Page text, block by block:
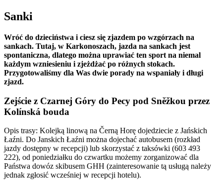
Sanki
Wróć do dzieciństwa i ciesz się zjazdem po wzgórzach na
sankach. Tutaj, w Karkonoszach, jazda na sankach jest
spontaniczna, dlatego można uprawiać ten sport na niemal
każdym wzniesieniu i zjeżdżać po różnych stokach.
Przygotowaliśmy dla Was dwie porady na wspaniały i długi
zjazd.
Zejście z Czarnej Góry do Pecy pod Sněžkou przez
Kolínská bouda
Opis trasy: Kolejką linową na Černą Horę dojedziecie z Jańskich
Łaźni. Do Janskich Łaźni można dojechać autobusem (rozkład
jazdy dostępny w recepcji) lub skorzystać z taksówki (603 493
222), od poniedziałku do czwartku możemy zorganizować dla
Państwa dowóz skibusem GHH (zainteresowanie tą usługą należy
jednak zgłosić wcześniej w recepcji hotelu).